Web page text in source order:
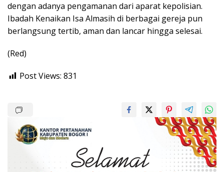
dengan adanya pengamanan dari aparat kepolisian.
Ibadah Kenaikan Isa Almasih di berbagai gereja pun
berlangsung tertib, aman dan lancar hingga selesai.
(Red)
Post Views: 831